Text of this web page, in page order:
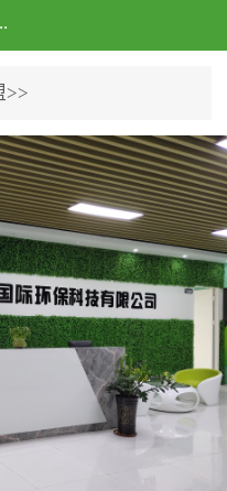
利保护优势、双甲资质
业（“室内环境净化治理
级施工资质”“室内环境
染治理资质等级证
”）、拥有多名高级《环
工程高级工程师》室内
气治理资格认证的治理
人员、掌握室内空气净化
治理实用技术和五项专利
技术、八项计算机软件著
权登记证书等。研发实
>>